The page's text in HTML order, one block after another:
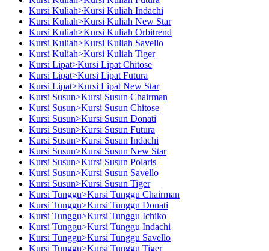
Kursi Kuliah>Kursi Kuliah Indachi
Kursi Kuliah>Kursi Kuliah New Star
Kursi Kuliah>Kursi Kuliah Orbitrend
Kursi Kuliah>Kursi Kuliah Savello
Kursi Kuliah>Kursi Kuliah Tiger
Kursi Lipat>Kursi Lipat Chitose
Kursi Lipat>Kursi Lipat Futura
Kursi Lipat>Kursi Lipat New Star
Kursi Susun>Kursi Susun Chairman
Kursi Susun>Kursi Susun Chitose
Kursi Susun>Kursi Susun Donati
Kursi Susun>Kursi Susun Futura
Kursi Susun>Kursi Susun Indachi
Kursi Susun>Kursi Susun New Star
Kursi Susun>Kursi Susun Polaris
Kursi Susun>Kursi Susun Savello
Kursi Susun>Kursi Susun Tiger
Kursi Tunggu>Kursi Tunggu Chairman
Kursi Tunggu>Kursi Tunggu Donati
Kursi Tunggu>Kursi Tunggu Ichiko
Kursi Tunggu>Kursi Tunggu Indachi
Kursi Tunggu>Kursi Tunggu Savello
Kursi Tunggu>Kursi Tunggu Tiger